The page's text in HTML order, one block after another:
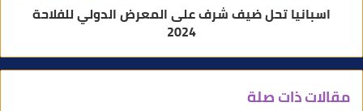
اسبانيا تحل ضيف شرف على المعرض الدولي للفلاحة
2024
مقالات ذات صلة